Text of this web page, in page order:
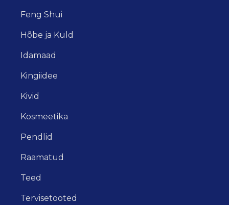
Feng Shui
Hõbe ja Kuld
Idamaad
Kingiidee
Kivid
Kosmeetika
Pendlid
Raamatud
Teed
Tervisetooted